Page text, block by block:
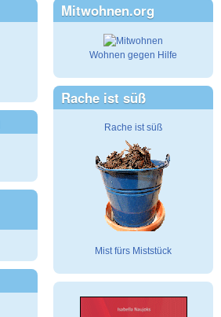
Mitwohnen.org
Wohnen gegen Hilfe
Rache ist süß
Rache ist süß
Mist fürs Miststück